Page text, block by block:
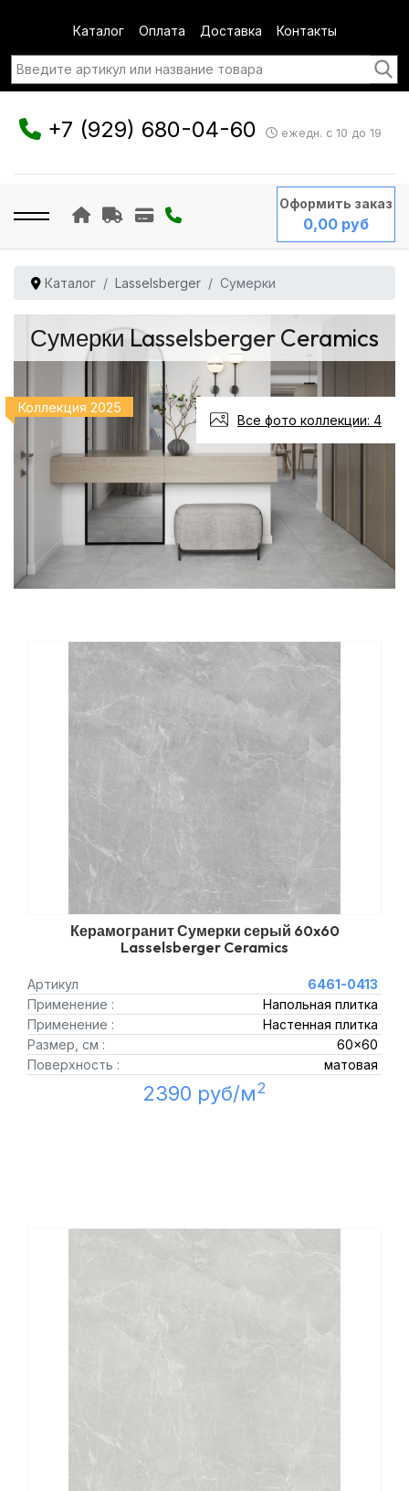
Каталог Оплата Доставка Контакты
+7 (929) 680-04-60 ежедн. с 10 до 19
Оформить заказ
0,00 руб
Каталог Lasselsberger Сумерки
Коллекция 2025
Сумерки Lasselsberger Ceramics
Все фото коллекции: 4
Керамогранит Сумерки серый 60x60
Lasselsberger Ceramics
Артикул
6461-0413
Применение :
Напольная плитка
Применение :
Настенная плитка
Размер, см :
60x60
Поверхность :
матовая
2390 руб/м2